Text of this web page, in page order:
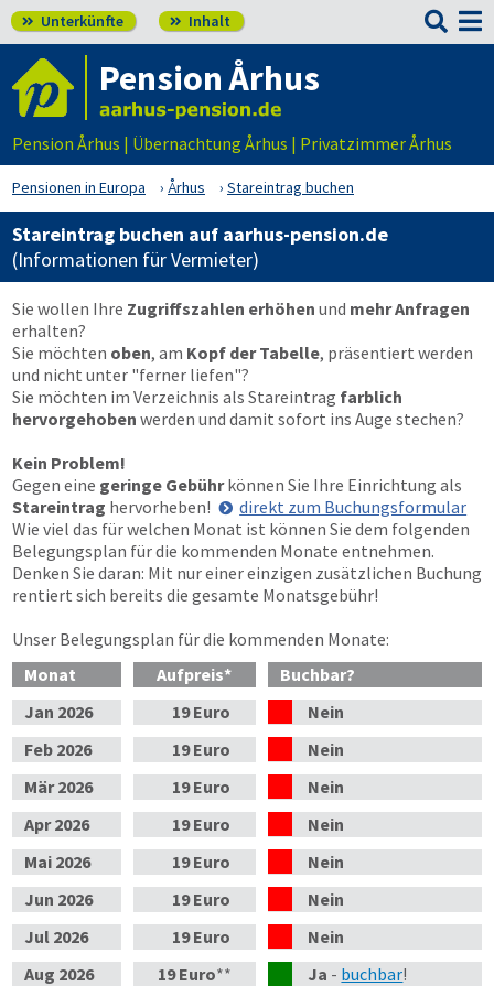
 Unterkünfte  Inhalt 
Pension Århus
Pension Århus | Übernachtung Århus | Privatzimmer Århus
Pensionen in Europa Århus Stareintrag buchen
Stareintrag buchen auf aarhus-pension.de
(Informationen für Vermieter)
Sie wollen Ihre Zugriffszahlen erhöhen und mehr Anfragen
erhalten?
Sie möchten oben, am Kopf der Tabelle, präsentiert werden
und nicht unter "ferner liefen"?
Sie möchten im Verzeichnis als Stareintrag farblich
hervorgehoben werden und damit sofort ins Auge stechen?
Kein Problem!
Gegen eine geringe Gebührkönnen Sie Ihre Einrichtung als
Stareintrag hervorheben!
direkt zum Buchungsformular
Wie viel das für welchen Monat ist können Sie dem folgenden
Belegungsplan für die kommenden Monate entnehmen.
Denken Sie daran: Mit nur einer einzigen zusätzlichen Buchung
rentiert sich bereits die gesamte Monatsgebühr!
Unser Belegungsplan für die kommenden Monate:
Monat
Aufpreis*
Buchbar?
Jan 2026 19 Euro
Nein
Feb 2026 19 Euro
Nein
Mär2026 19 Euro
Nein
Apr2026 19 Euro
Nein
Mai 2026 19 Euro
Nein
Jun 2026 19 Euro
Nein
Jul 2026 19 Euro
Nein
Aug 2026 19 Euro** Ja - buchbar!